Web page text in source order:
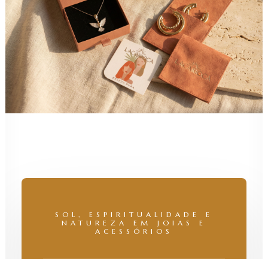
SOL, ESPIRITUALIDADE E
NATUREZA EM JOIAS E
ACESSÓRIOS